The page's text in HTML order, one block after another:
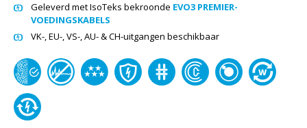
Geleverd met IsoTeks bekroonde EVO3 PREMIER-
VOEDINGSKABELS
VK-, EU-, VS-, AU- & CH-uitgangen beschikbaar